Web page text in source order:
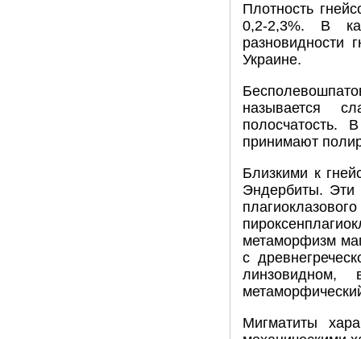
Плотность
0,2-2,3%. В
разновидности
Украине.
называется
полосчатость.
принимают
Близкими к
Эндербиты. Эти
метаморфизм
с
Мигматиты